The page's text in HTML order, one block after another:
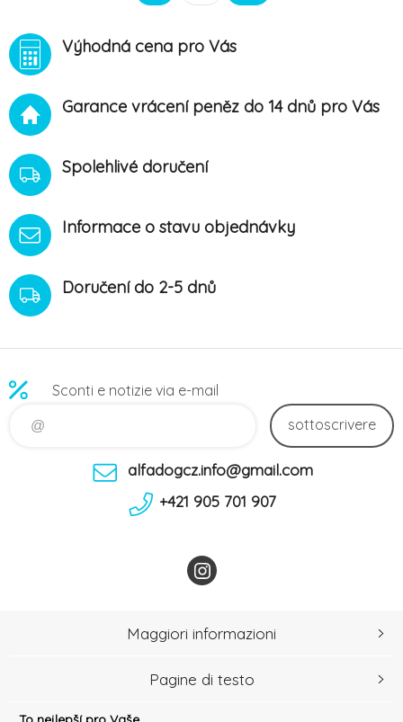
Výhodná cena pro Vás
Garance vrácení peněz do 14 dnů pro Vás
Spolehlivé doručení
Informace o stavu objednávky
Doručení do 2-5 dnů
Sconti e notizie via e-mail
sottoscrivere
alfadogcz.info@gmail.com
+421 905 701 907
Maggiori informazioni
Pagine di testo